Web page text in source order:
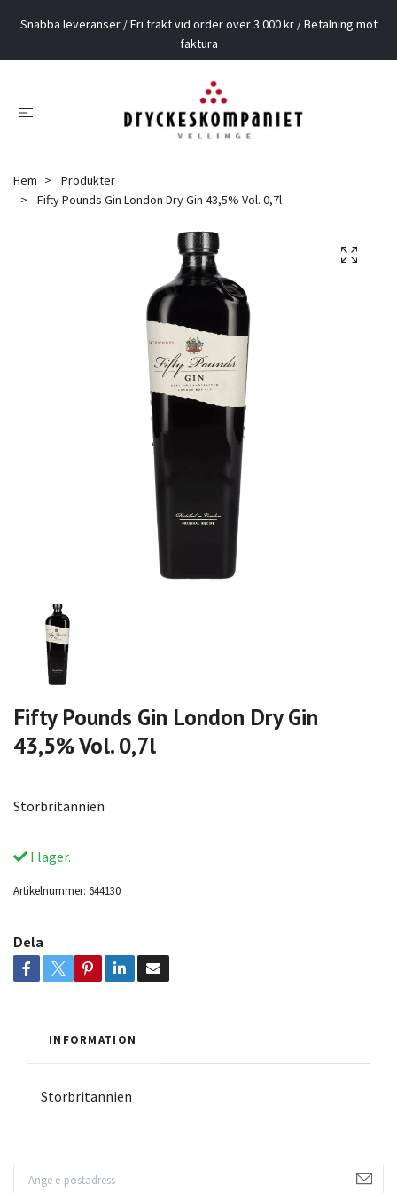
Snabba leveranser / Fri frakt vid order över 3 000 kr / Betalning mot
faktura
Hem
Produkter
Fifty Pounds Gin London Dry Gin 43,5% Vol. 0,7l
Fifty Pounds Gin London Dry Gin
43,5% Vol. 0,7l
Storbritannien
I lager.
Artikelnummer: 644130
Dela
INFORMATION
Storbritannien